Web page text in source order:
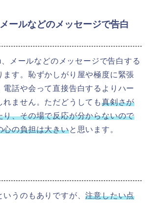
ールなどのメッセージで告白
メールなどのメッセージで告白する
ます。恥ずかしがり屋や極度に緊張
電話や会って 直接告白するよりハー
れません。ただどうしても真剣さが
り、その場で反応が分からないので
心の負担は大きいと思います。
いうのもありですが、注意したい点